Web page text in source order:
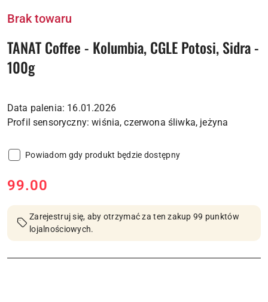
Brak towaru
TANAT Coffee - Kolumbia, CGLE Potosi, Sidra -
100g
Data palenia: 16.01.2026
Powiadom gdy produkt będzie dostępny
cena:
99.00
Zarejestruj się, aby otrzymać za ten zakup 99 punktów
lojalnościowych.